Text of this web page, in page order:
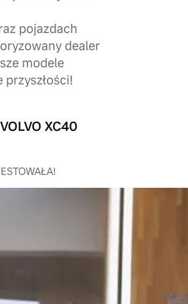
pojazdach
dealer
modele
XC40
elektrycznym Volvo
Katarzyna Glinka – już odbyła jazdę